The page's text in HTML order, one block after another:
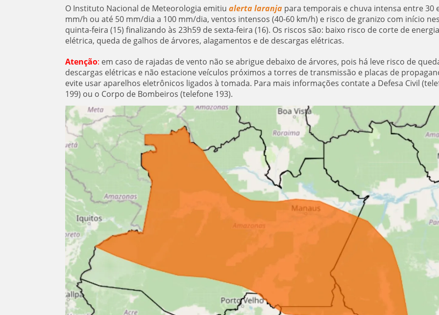
O Instituto Nacional de Meteorologia emitiu alerta laranja para temporais e chuva intensa entre 30
mm/h ou até 50 mm/dia a 100 mm/dia, ventos intensos (40-60 km/h) e risco de granizo com início
quinta-feira (15) finalizando às 23h59 de sexta-feira (16). Os riscos são: baixo risco de corte de energia
elétrica, queda de galhos de árvores, alagamentos e de descargas elétricas.
Atenção: em caso de rajadas de vento não se abrigue debaixo de árvores, pois há leve risco de
descargas elétricas e não estacione veículos próximos a torres de transmissão e placas de
evite usar aparelhos eletrônicos ligados à tomada. Para mais informações contate a Defesa Civil
199) ou o Corpo de Bombeiros (telefone 193).